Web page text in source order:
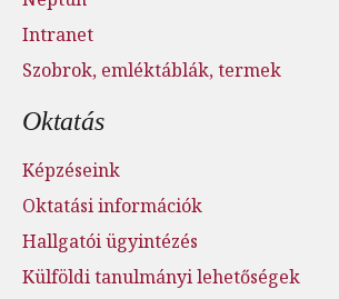
Intranet
Szobrok, emléktáblák, termek
Oktatás
Képzéseink
Oktatási információk
Hallgatói ügyintézés
Külföldi tanulmányi lehetőségek